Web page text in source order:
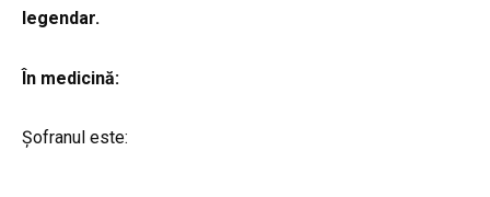
legendar.
În medicină:
Șofranul este: